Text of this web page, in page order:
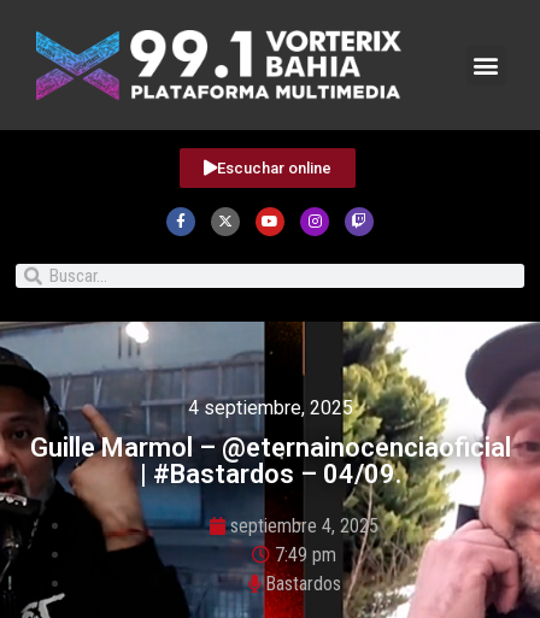
Escuchar online
4 septiembre, 2025
Guille Marmol – @eternainocenciaoficial
| #Bastardos – 04/09.
septiembre 4, 2025
7:49 pm
Bastardos